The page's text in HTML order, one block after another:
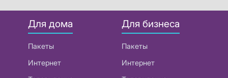
Для дома
Пакеты
Интернет
Для бизнеса
Пакеты
Интернет